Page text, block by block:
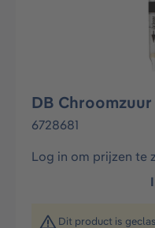
DB Chroomzuur
6728681
Log in om prijzen te
Dit product is